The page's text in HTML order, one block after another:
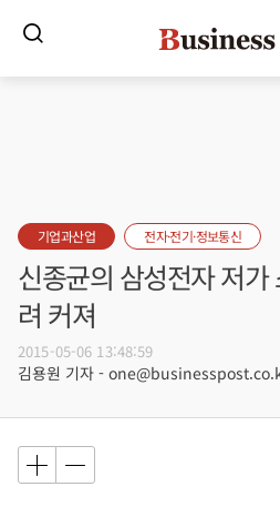
기업과산업 전자·전기·정보통신
신종균의 삼성전자 저가
려 커져
2015-05-06 13:48:59
김용원 기자 -